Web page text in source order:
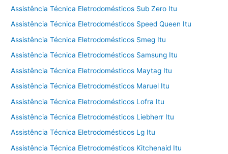
Assistência Técnica Eletrodomésticos Sub Zero Itu
Assistência Técnica Eletrodomésticos Speed Queen Itu
Assistência Técnica Eletrodomésticos Smeg Itu
Assistência Técnica Eletrodomésticos Samsung Itu
Assistência Técnica Eletrodomésticos Maytag Itu
Assistência Técnica Eletrodomésticos Maruel Itu
Assistência Técnica Eletrodomésticos Lofra Itu
Assistência Técnica Eletrodomésticos Liebherr Itu
Assistência Técnica Eletrodomésticos Lg Itu
Assistência Técnica Eletrodomésticos Kitchenaid Itu